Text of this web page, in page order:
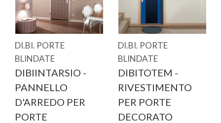
DI.BI. PORTE
BLINDATE
DIBIINTARSIO -
PANNELLO
D'ARREDO PER
PORTE
DI.BI. PORTE
BLINDATE
DIBITOTEM -
RIVESTIMENTO
PER PORTE
DECORATO